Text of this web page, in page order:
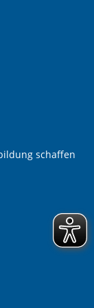
Cookies hier
schaffen